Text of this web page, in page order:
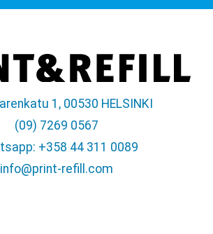
1, 00530 HELSINKI
(09) 7269 0567
+358 44 311 0089
info@print-refill.com